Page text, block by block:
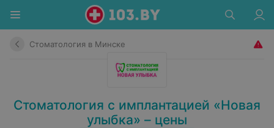
Стоматология в Минске
Стоматология с имплантацией «Новая
улыбка» – цены